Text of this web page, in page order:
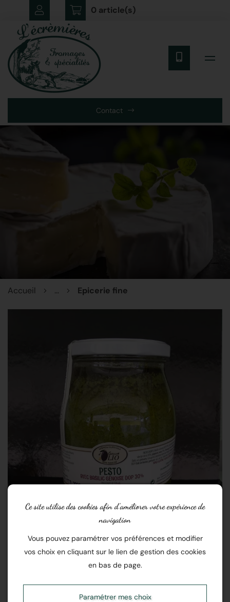
0 article(s)
Contact
Accueil ... Epicerie fine
Ce site utilise des cookies afin d’améliorer votre expérience de
navigation
Vous pouvez paramétrer vos préférences et modifier
vos choix en cliquant sur le lien de gestion des cookies
en bas de page.
Paramétrer mes choix